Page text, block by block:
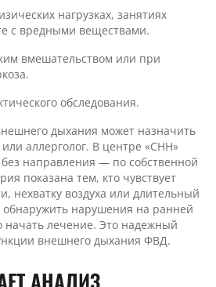
нагрузках, занятиях
с вредными веществами.
вмешательством или при
обследования.
дыхания может назначить
аллерголог. В центре «CHH»
направления — по собственной
показана тем, кто чувствует
нехватку воздуха или длительный
нарушения на ранней
начать лечение. Это надежный
внешнего дыхания ФВД.